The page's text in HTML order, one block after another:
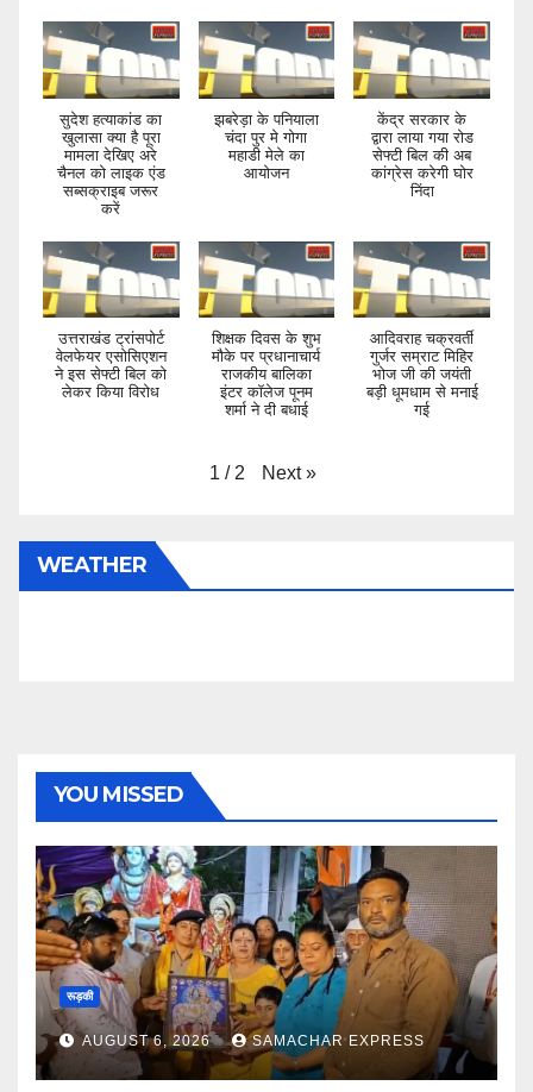
सुदेश हत्याकांड का
खुलासा क्या है पूरा
मामला देखिए अरे
चैनल को लाइक एंड
सब्सक्राइब जरूर
करें
झबरेड़ा के पनियाला
चंदा पुर मे गोगा
महाडी मेले का
आयोजन
केंद्र सरकार के
द्वारा लाया गया रोड
सेफ्टी बिल की अब
कांग्रेस करेगी घोर
निंदा
उत्तराखंड ट्रांसपोर्ट
वेलफेयर एसोसिएशन
ने इस सेफ्टी बिल को
लेकर किया विरोध
शिक्षक दिवस के शुभ
मौके पर प्रधानाचार्य
राजकीय बालिका
इंटर कॉलेज पूनम
शर्मा ने दी बधाई
आदिवराह चक्रवर्ती
गुर्जर सम्राट मिहिर
भोज जी की जयंती
बड़ी धूमधाम से मनाई
गई
1 / 2 Next »
WEATHER
YOU MISSED
रूड़की
AUGUST 6, 2026 SAMACHAR EXPRESS